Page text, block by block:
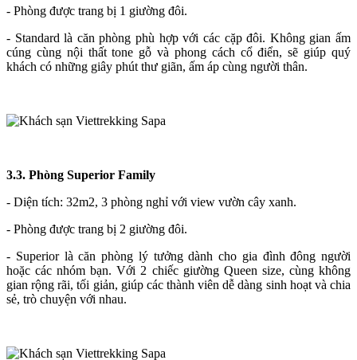
- Phòng được trang bị 1 giường đôi.
- Standard là căn phòng phù hợp với các cặp đôi. Không gian ấm
cúng cùng nội thất tone gỗ và phong cách cổ điển, sẽ giúp quý
khách có những giây phút thư giãn, ấm áp cùng người thân.
3.3. Phòng Superior Family
- Diện tích: 32m2, 3 phòng nghỉ với view vườn cây xanh.
- Phòng được trang bị 2 giường đôi.
- Superior là căn phòng lý tưởng dành cho gia đình đông người
hoặc các nhóm bạn. Với 2 chiếc giường Queen size, cùng không
gian rộng rãi, tối giản, giúp các thành viên dễ dàng sinh hoạt và chia
sẻ, trò chuyện với nhau.